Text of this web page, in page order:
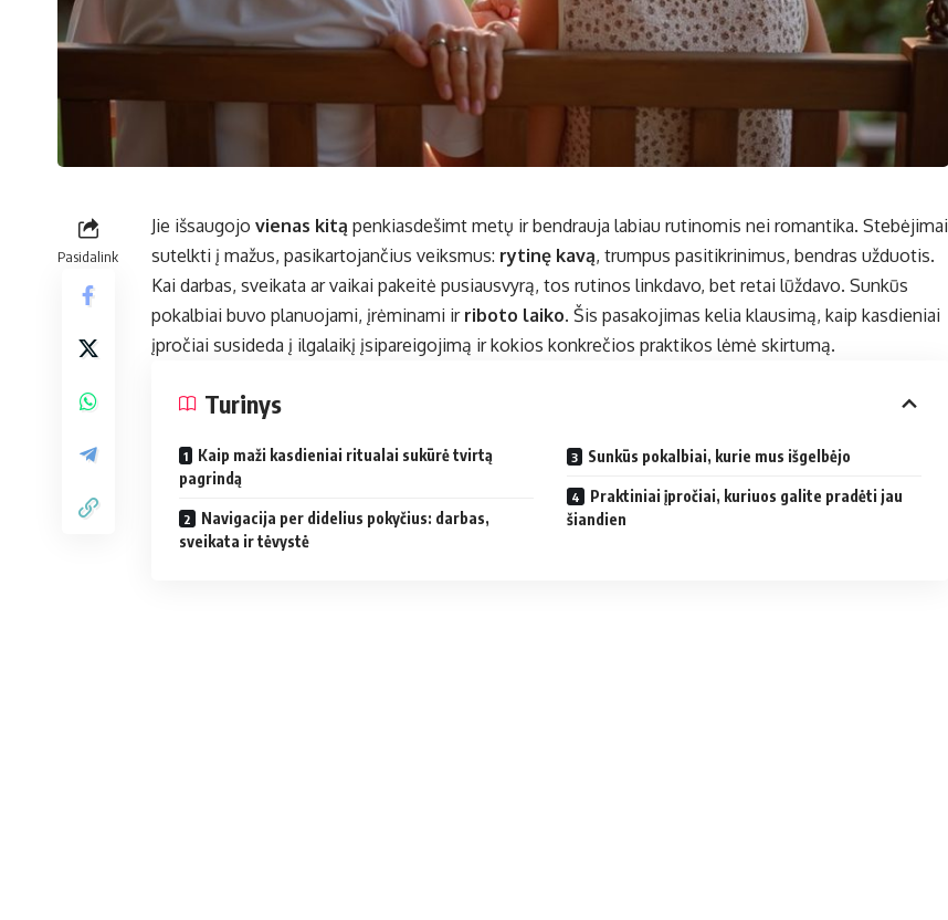
Pasidalink
Jie išsaugojo vienas kitą penkiasdešimt metų ir bendrauja labiau rutinomis nei romantika. Stebėjimai
sutelkti į mažus, pasikartojančius veiksmus: rytinę kavą, trumpus pasitikrinimus, bendras užduotis.
Kai darbas, sveikata ar vaikai pakeitė pusiausvyrą, tos rutinos linkdavo, bet retai lūždavo. Sunkūs
pokalbiai buvo planuojami, įrėminami ir riboto laiko. Šis pasakojimas kelia klausimą, kaip kasdieniai
įpročiai susideda į ilgalaikį įsipareigojimą ir kokios konkrečios praktikos lėmė skirtumą.
Turinys
Kaip maži kasdieniai ritualai sukūrė tvirtą
pagrindą
Navigacija per didelius pokyčius: darbas,
sveikata ir tėvystė
Sunkūs pokalbiai, kurie mus išgelbėjo
Praktiniai įpročiai, kuriuos galite pradėti jau
šiandien